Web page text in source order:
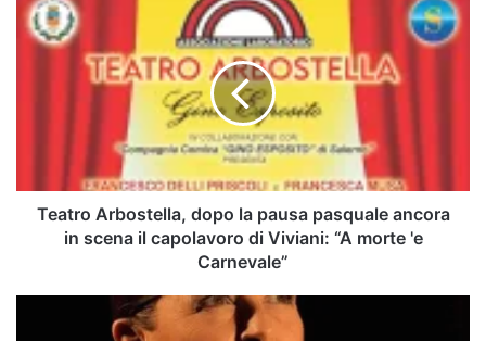
Teatro
Arbostella,
dopo
scena
capolavoro
Teatro Arbostella, dopo la pausa pasquale ancora
in scena il capolavoro di Viviani: “A morte 'e
Carnevale”